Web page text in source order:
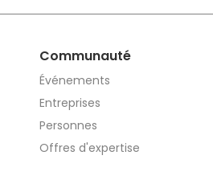
Communauté
Événements
Entreprises
Personnes
Offres d'expertise